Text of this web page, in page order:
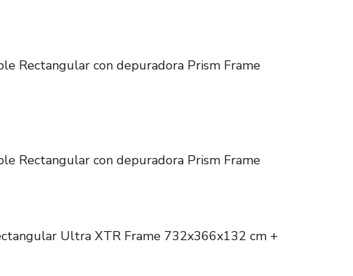
Rectangular con depuradora Prism Frame
Rectangular con depuradora Prism Frame
Ultra XTR Frame 732x366x132 cm +